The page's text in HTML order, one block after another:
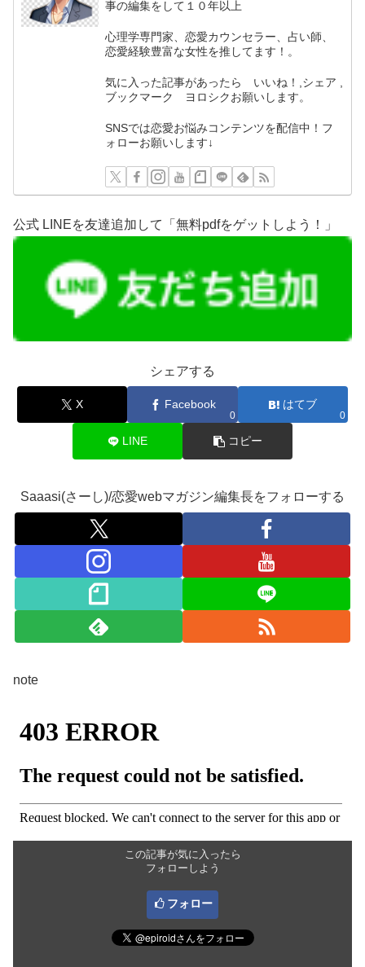
事の編集をして１０年以上
心理学専門家、恋愛カウンセラー、占い師、
恋愛経験豊富な女性を推してます！。
気に入った記事があったら いいね！,シェア ,
ブックマーク ヨロシクお願いします。
SNSでは恋愛お悩みコンテンツを配信中！フ
ォローお願いします↓
公式 LINEを友達追加して「無料pdfをゲットしよう！」
シェアする
X Facebook
0
はてブ
0
LINE コピー
Saaasi(さーし)/恋愛webマガジン編集長をフォローする
note
この記事が気に入ったら
フォローしよう
フォロー